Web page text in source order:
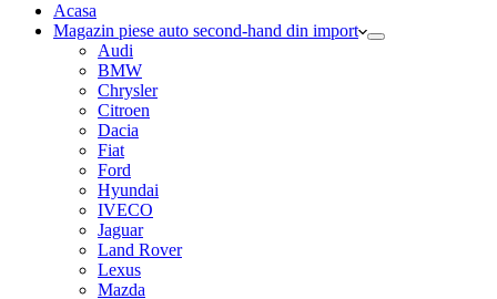
cumpărături
Acasa
Magazin piese auto second-hand din import
Audi
BMW
Chrysler
Citroen
Dacia
Fiat
Ford
Hyundai
IVECO
Jaguar
Land Rover
Lexus
Mazda